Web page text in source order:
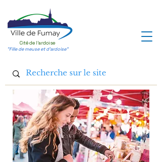
Cité de l'ardoise
"Fille de meuse et d'ardoise"